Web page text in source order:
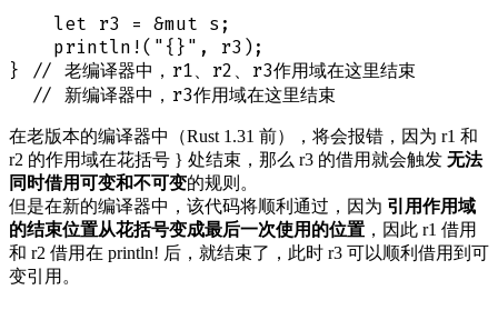
    let r3 = &mut s;
    println!("{}", r3);
} // 老编译器中，r1、r2、r3作用域在这里结束
在老版本的编译器中（Rust 1.31 前），将会报错，因为 r1 和
r2 的作用域在花括号 } 处结束，那么 r3 的借用就会触发 无法
同时借用可变和不可变的规则。
但是在新的编译器中，该代码将顺利通过，因为 引用作用域
的结束位置从花括号变成最后一次使用的位置 ，因此 r1 借用
和 r2 借用在 println! 后，就结束了，此时 r3 可以顺利借用到可
变引用。